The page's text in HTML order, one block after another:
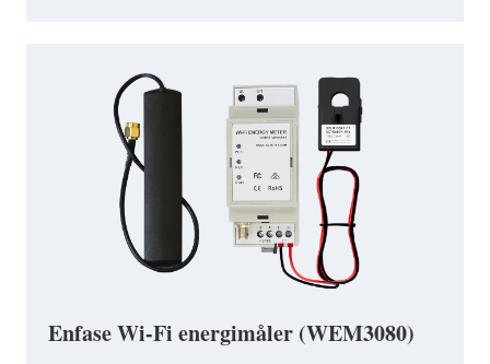
Enfase Wi-Fi energimåler (WEM3080)